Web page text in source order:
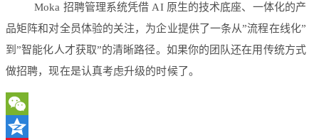
Moka 招聘管理系统凭借 AI 原生的技术底座、一体化的产
品矩阵和对全员体验的关注，为企业提供了一条从”流程在线化”
到”智能化人才获取”的清晰路径。如果你的团队还在用传统方式
做招聘，现在是认真考虑升级的时候了。
WeChat